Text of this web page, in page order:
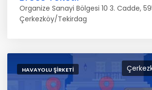
Organize Sanayi Bölgesi 10 3. Cadde,
Çerkezköy/Tekirdag
HAVAYOLU ŞIRKETI